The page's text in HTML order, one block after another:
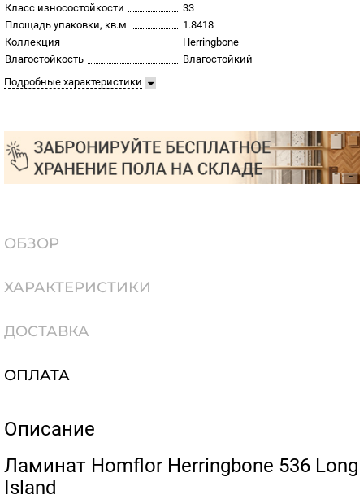
Класс износостойкости
33
Площадь упаковки, кв.м
1.8418
Коллекция
Herringbone
Влагостойкость
Влагостойкий
Подробные характеристики
ОБЗОР
ХАРАКТЕРИСТИКИ
ДОСТАВКА
ОПЛАТА
Описание
​Ламинат Homflor Herringbone 536 Long
Island